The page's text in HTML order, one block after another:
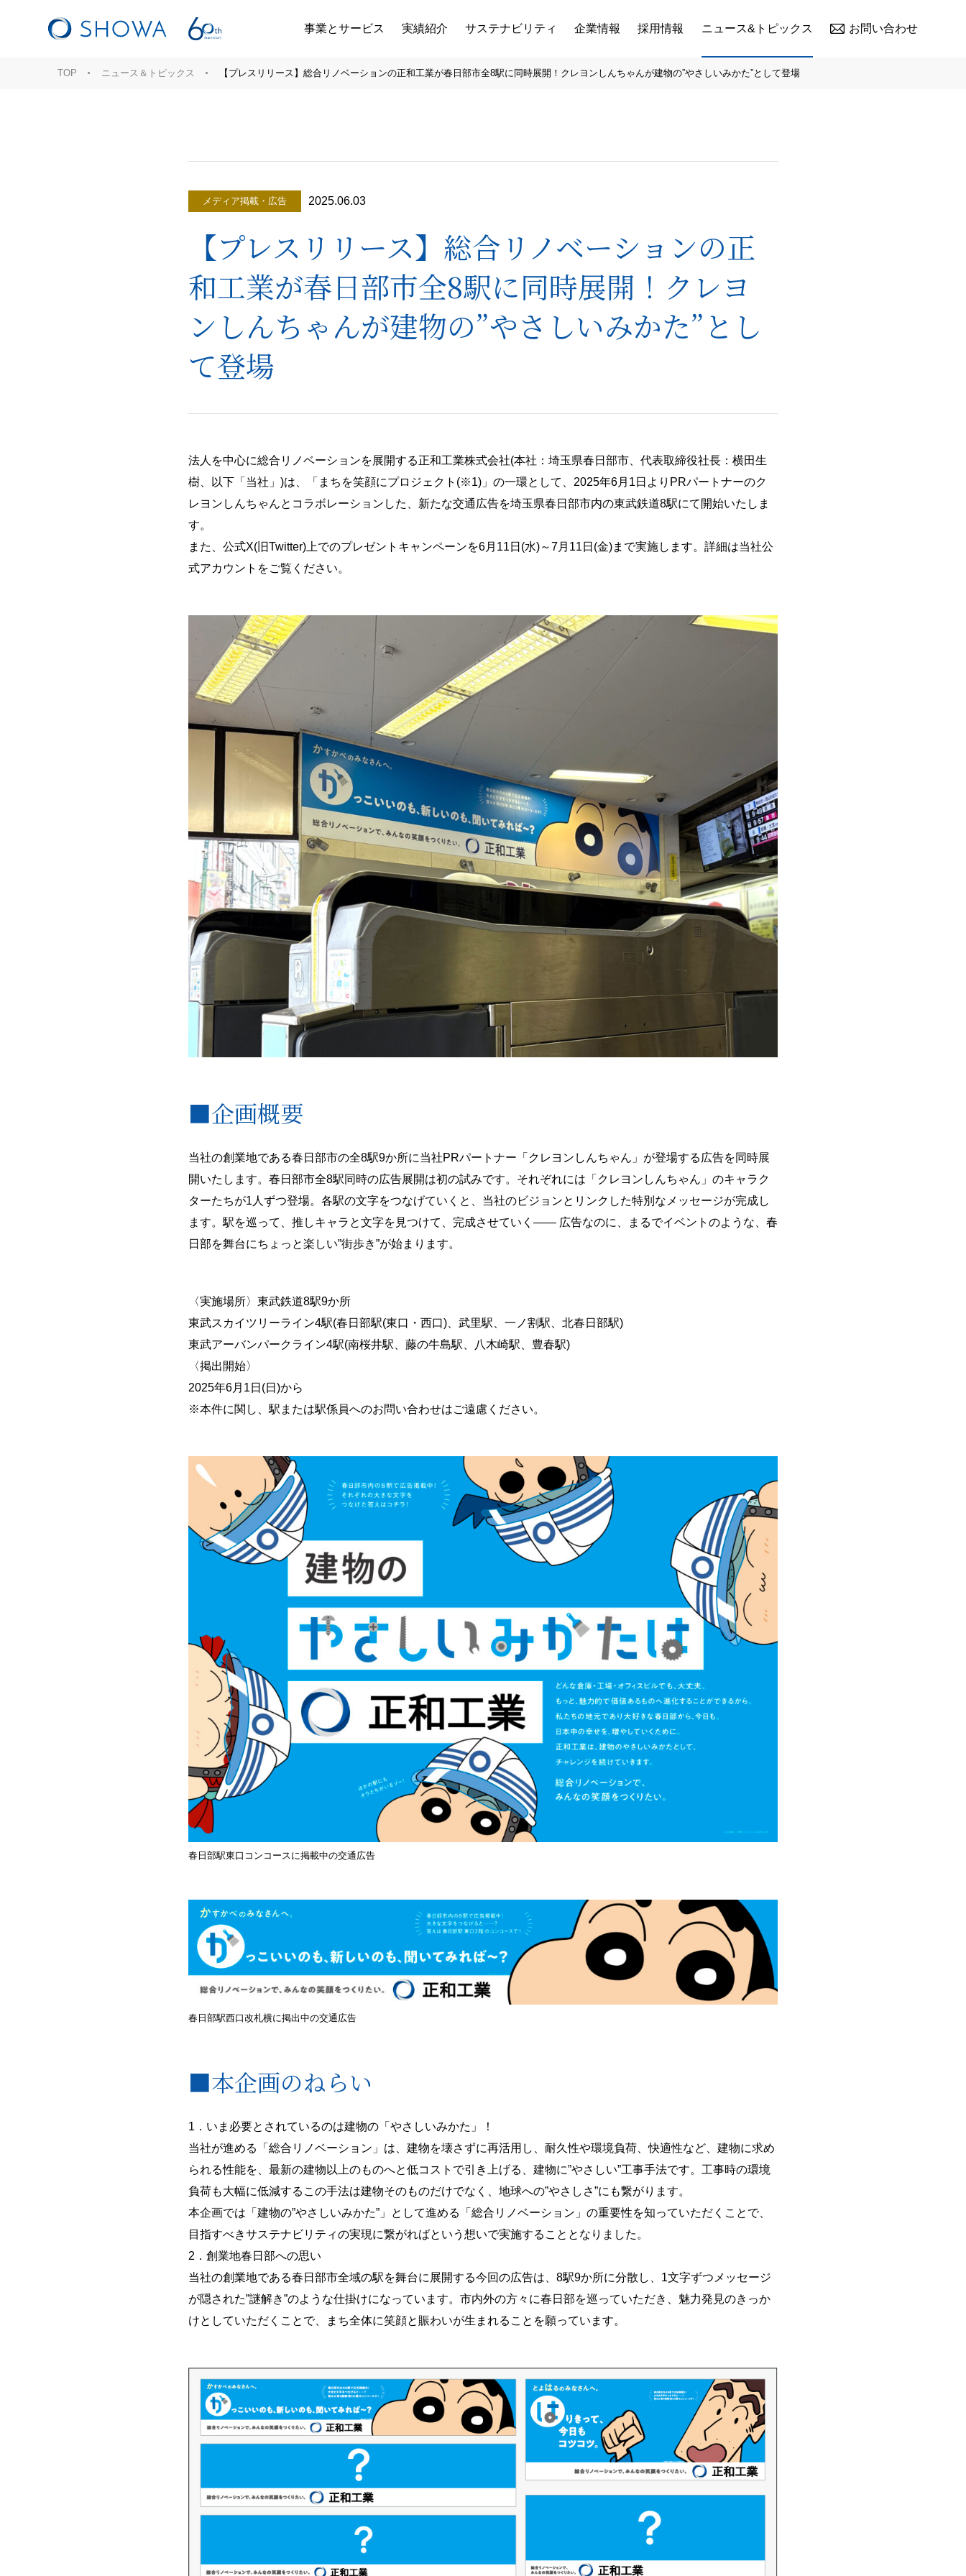
事業とサービス 実績紹介 サステナビリティ 企業情報 採用情報 ニュース&トピックス お問い合わせ
TOP ニュース＆トピックス 【プレスリリース】総合リノベーションの正和工業が春日部市全8駅に同時展開！クレヨンしんちゃんが建物の”やさしいみかた”として登場
メディア掲載・広告 2025.06.03
【プレスリリース】総合リノベーションの正
和工業が春日部市全8駅に同時展開！クレヨ
ンしんちゃんが建物の”やさしいみかた”とし
て登場
法人を中心に総合リノベーションを展開する正和工業株式会社(本社：埼玉県春日部市、代表取締役社長：横田生
樹、以下「当社」)は、「まちを笑顔にプロジェクト(※1)」の一環として、2025年6月1日よりPRパートナーのク
レヨンしんちゃんとコラボレーションした、新たな交通広告を埼玉県春日部市内の東武鉄道8駅にて開始いたしま
す。
また、公式X(旧Twitter)上でのプレゼントキャンペーンを6月11日(水)～7月11日(金)まで実施します。詳細は当社公
式アカウントをご覧ください。
■企画概要
当社の創業地である春日部市の全8駅9か所に当社PRパートナー「クレヨンしんちゃん」が登場する広告を同時展
開いたします。春日部市全8駅同時の広告展開は初の試みです。それぞれには「クレヨンしんちゃん」のキャラク
ターたちが1人ずつ登場。各駅の文字をつなげていくと、当社のビジョンとリンクした特別なメッセージが完成し
ます。駅を巡って、推しキャラと文字を見つけて、完成させていく―― 広告なのに、まるでイベントのような、春
日部を舞台にちょっと楽しい”街歩き”が始まります。
〈実施場所〉東武鉄道8駅9か所
東武スカイツリーライン4駅(春日部駅(東口・西口)、武里駅、一ノ割駅、北春日部駅)
東武アーバンパークライン4駅(南桜井駅、藤の牛島駅、八木崎駅、豊春駅)
〈掲出開始〉
2025年6月1日(日)から
※本件に関し、駅または駅係員へのお問い合わせはご遠慮ください。
春日部駅東口コンコースに掲載中の交通広告
春日部駅西口改札横に掲出中の交通広告
■本企画のねらい
1．いま必要とされているのは建物の「やさしいみかた」！
当社が進める「総合リノベーション」は、建物を壊さずに再活用し、耐久性や環境負荷、快適性など、建物に求め
られる性能を、最新の建物以上のものへと低コストで引き上げる、建物に”やさしい”工事手法です。工事時の環境
負荷も大幅に低減するこの手法は建物そのものだけでなく、地球への”やさしさ”にも繋がります。
本企画では「建物の”やさしいみかた”」として進める「総合リノベーション」の重要性を知っていただくことで、
目指すべきサステナビリティの実現に繋がればという想いで実施することとなりました。
2．創業地春日部への思い
当社の創業地である春日部市全域の駅を舞台に展開する今回の広告は、8駅9か所に分散し、1文字ずつメッセージ
が隠された”謎解き”のような仕掛けになっています。市内外の方々に春日部を巡っていただき、魅力発見のきっか
けとしていただくことで、まち全体に笑顔と賑わいが生まれることを願っています。